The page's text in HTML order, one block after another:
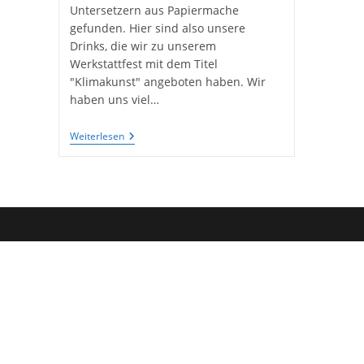
Untersetzern aus Papiermache
gefunden. Hier sind also unsere
Drinks, die wir zu unserem
Werkstattfest mit dem Titel
"Klimakunst" angeboten haben. Wir
haben uns viel…
WeiterlesenFotos
Von